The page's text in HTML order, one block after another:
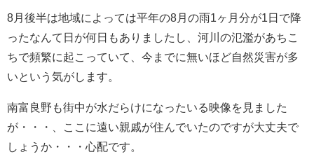
8月後半は地域によっては平年の8月の雨1ヶ月分が1日で降
ったなんて日が何日もありましたし、河川の氾濫があちこ
ちで頻繁に起こっていて、今までに無いほど自然災害が多
いという気がします。
南富良野も街中が水だらけになったいる映像を見ました
が・・・、ここに遠い親戚が住んでいたのですが大丈夫で
しょうか・・・心配です。